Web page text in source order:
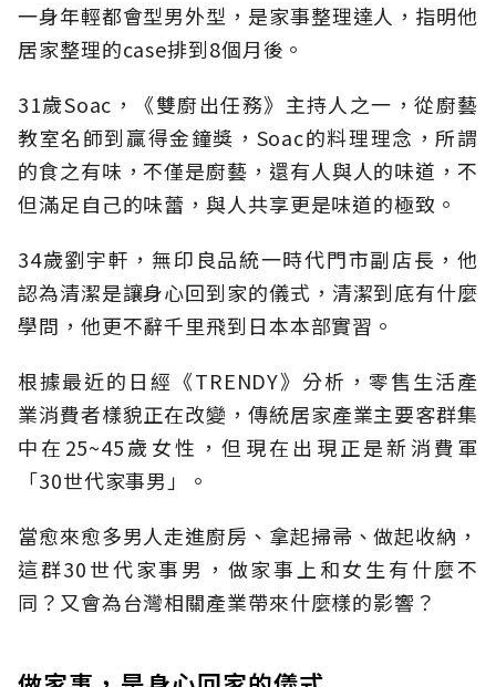
一身年輕都會型男外型，是家事整理達人，指明他
居家整理的case排到8個月後。
31歲Soac，《雙廚出任務》主持人之一，從廚藝
教室名師到贏得金鐘獎，Soac的料理理念，所謂
的食之有味，不僅是廚藝，還有人與人的味道，不
但滿足自己的味蕾，與人共享更是味道的極致。
34歲劉宇軒，無印良品統一時代門市副店長，他
認為清潔是讓身心回到家的儀式，清潔到底有什麼
學問，他更不辭千里飛到日本本部實習。
根據最近的日經《TRENDY》分析，零售生活產
業消費者樣貌正在改變，傳統居家產業主要客群集
中在25~45歲女性，但現在出現正是新消費軍
「30世代家事男」。
當愈來愈多男人走進廚房、拿起掃帚、做起收納，
這群30世代家事男，做家事上和女生有什麼不
同？又會為台灣相關產業帶來什麼樣的影響？